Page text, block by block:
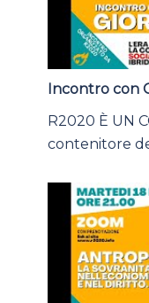
Incontro con
R2020 È UN
contenitore